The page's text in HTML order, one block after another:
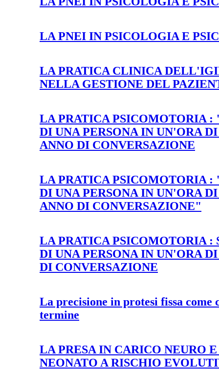
LA PNEI IN PSICOLOGIA E
LA PRATICA CLINICA
NELLA GESTIONE DEL
LA PRATICA PSICOMOTORIA
DI UNA PERSONA IN UN'ORA
ANNO DI CONVERSAZIONE
LA PRATICA PSICOMOTORIA
DI UNA PERSONA IN UN'ORA
ANNO DI CONVERSAZIONE"
LA PRATICA PSICOMOTORIA :
DI UNA PERSONA IN UN'ORA
DI CONVERSAZIONE
La precisione in protesi fissa come
termine
LA PRESA IN CARICO NEURO
NEONATO A RISCHIO